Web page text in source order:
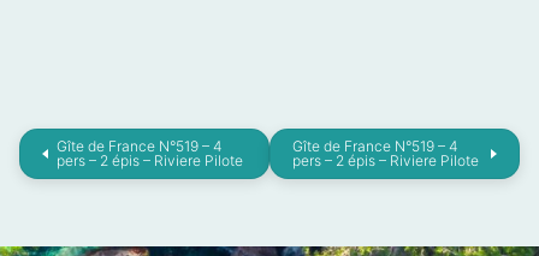
Gîte de France N°519 – 4
pers – 2 épis – Riviere Pilote
Gîte de France N°519 – 4
pers – 2 épis – Riviere Pilote